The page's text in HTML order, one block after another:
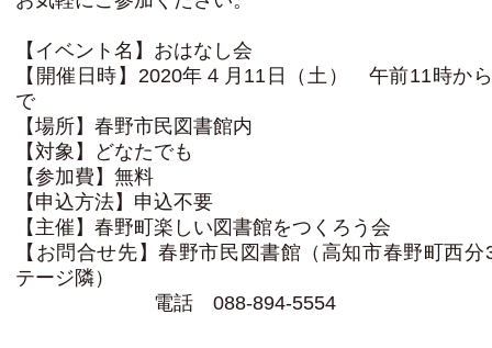
【イベント名】おはなし会
【開催日時】2020年４月11日（土） 午前11時か
で
【場所】春野市民図書館内
【対象】どなたでも
【参加費】無料
【申込方法】申込不要
【主催】春野町楽しい図書館をつくろう会
【お問合せ先】春野市民図書館（高知市春野町西
テージ隣）
電話 088-894-5554